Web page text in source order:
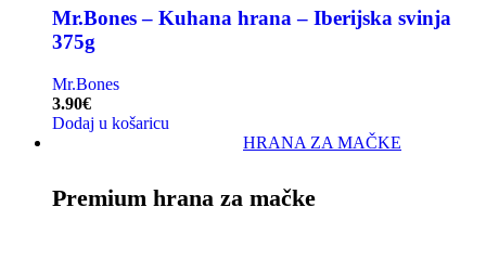
Mr.Bones – Kuhana hrana – Iberijska svinja
375g
Mr.Bones
3.90€
Dodaj u košaricu
HRANA ZA MAČKE
Premium hrana za mačke